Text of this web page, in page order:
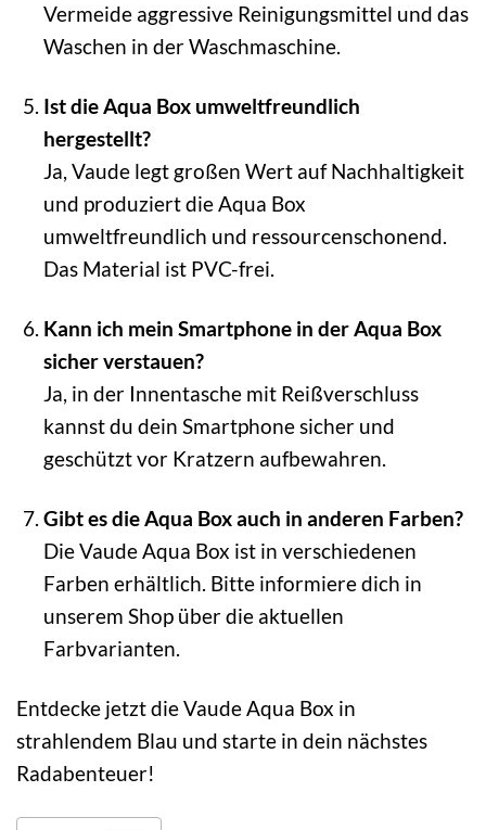
Vermeide aggressive Reinigungsmittel und das
Waschen in der Waschmaschine.
Ist die Aqua Box umweltfreundlich
hergestellt?
Ja, Vaude legt großen Wert auf Nachhaltigkeit
und produziert die Aqua Box
umweltfreundlich und ressourcenschonend.
Das Material ist PVC-frei.
Kann ich mein Smartphone in der Aqua Box
sicher verstauen?
Ja, in der Innentasche mit Reißverschluss
kannst du dein Smartphone sicher und
geschützt vor Kratzern aufbewahren.
Gibt es die Aqua Box auch in anderen Farben?
Die Vaude Aqua Box ist in verschiedenen
Farben erhältlich. Bitte informiere dich in
unserem Shop über die aktuellen
Farbvarianten.
Entdecke jetzt die Vaude Aqua Box in
strahlendem Blau und starte in dein nächstes
Radabenteuer!